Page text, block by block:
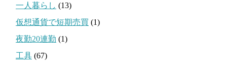
一人暮らし (13)
仮想通貨で短期売買 (1)
夜勤20連勤 (1)
工具 (67)